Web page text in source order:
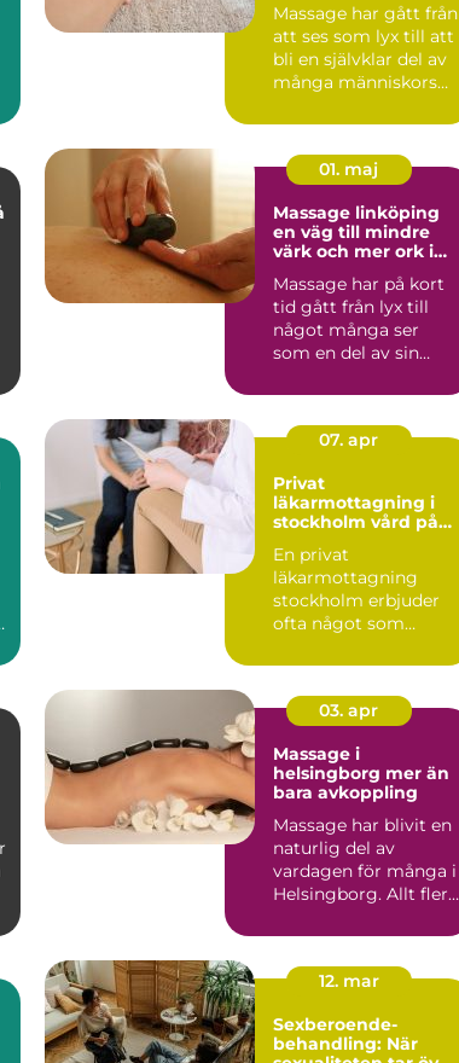
Massage har gått från
att ses som lyx till att
bli en självklar del av
många människors
01. maj
Massage linköping
en väg till mindre
värk och mer ork i
Massage har på kort
tid gått från lyx till
något många ser
som en del av sin
trän...
07. apr
Privat
läkarmottagning i
stockholm vård på
En privat
läkarmottagning
stockholm erbjuder
ofta något som
dagens vård: tid,
kontinu...
03. apr
Massage i
helsingborg mer än
bara avkoppling
Massage har blivit en
naturlig del av
vardagen för många i
Helsingborg. Allt fler
12. mar
Sexberoende-
behandling: När